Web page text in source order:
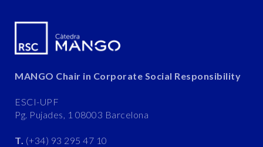
MANGO Chair in Corporate Social Responsibility
ESCI-UPF
Pg. Pujades, 1 08003 Barcelona
T. (+34) 93 295 47 10